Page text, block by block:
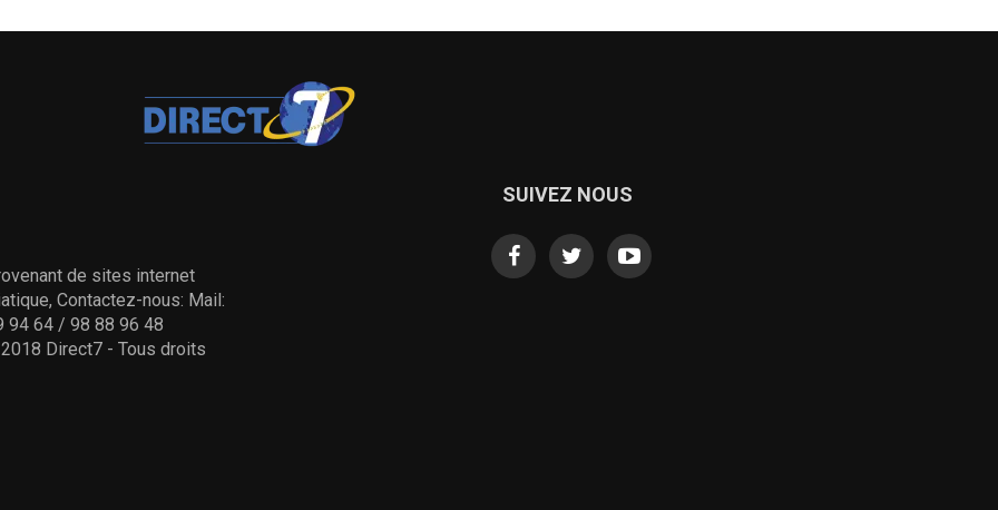
de sites internet
Contactez-nous: Mail:
94 64 / 98 88 96 48
Direct7 - Tous droits
SUIVEZ NOUS